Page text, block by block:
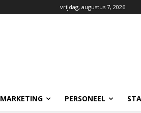
vrijdag, augustus 7, 2026
MARKETING PERSONEEL